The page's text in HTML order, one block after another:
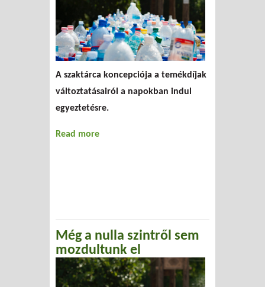
A szaktárca koncepciója a temékdíjak
változtatásairól a napokban indul
egyeztetésre.
Read more
Még a nulla szintről sem
mozdultunk el